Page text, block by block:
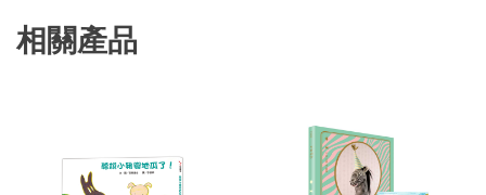
相關產品